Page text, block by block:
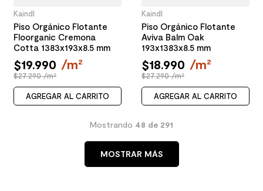
Kaindl
Piso Orgánico Flotante
Floorganic Cremona
Cotta 1383x193x8.5 mm
$19.990 /m²
$27.290 /m²
AGREGAR AL CARRITO
Kaindl
Piso Orgánico Flotante
Aviva Balm Oak
193x1383x8.5 mm
$18.990 /m²
$27.290 /m²
AGREGAR AL CARRITO
Mostrando 48 de 291
MOSTRAR MÁS